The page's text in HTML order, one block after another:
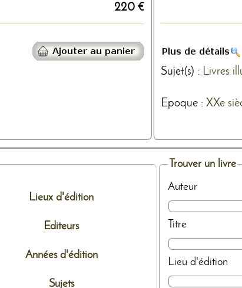
220 €
Sujet(s) : Livres
Epoque : XXe
Lieux d'édition
Editeurs
Années d'édition
Sujets
Trouver un livre
Auteur
Titre
Lieu d'édition